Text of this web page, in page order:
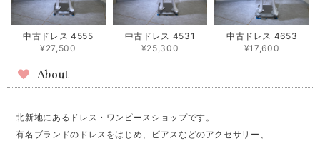
中古ドレス 4555
¥27,500
中古ドレス 4531
¥25,300
中古ドレス 4653
¥17,600
About
北新地にあるドレス・ワンピースショップです。
有名ブランドのドレスをはじめ、ピアスなどのアクセサリー、